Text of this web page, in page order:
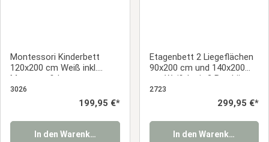
Montessori Kinderbett
120x200 cm Weiß inkl.
Matratze & Lattenrost –
Bodenbett mit
Rausfallschutz aus
3026
Regulärer Preis:
199,95 €*
In den Warenkorb
Etagenbett 2 Liegeflächen
90x200 cm und 140x200
cm Weiß | mit 2 Bettkästen
| mit Lattenrost
2723
Regulärer Preis:
299,95 €*
In den Warenkorb